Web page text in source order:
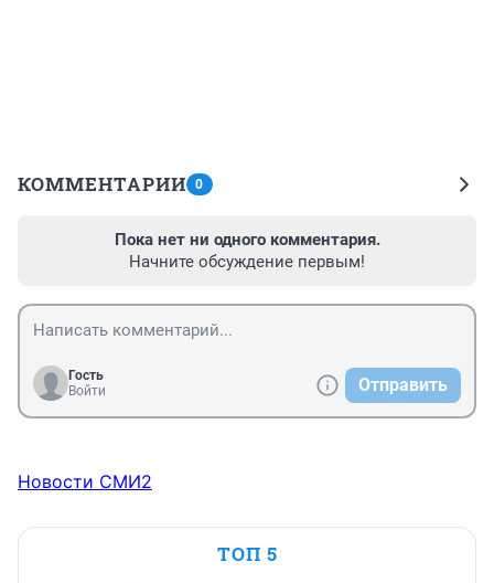
КОММЕНТАРИИ 0
Пока нет ни одного комментария.
Начните обсуждение первым!
Гость
Войти
Отправить
Новости СМИ2
ТОП 5